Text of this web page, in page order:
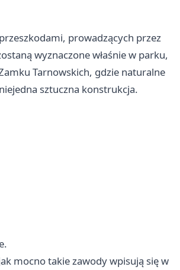
prowadzących przez
wyznaczone właśnie w parku,
Tarnowskich, gdzie naturalne
sztuczna konstrukcja.
mocno takie zawody wpisują się w